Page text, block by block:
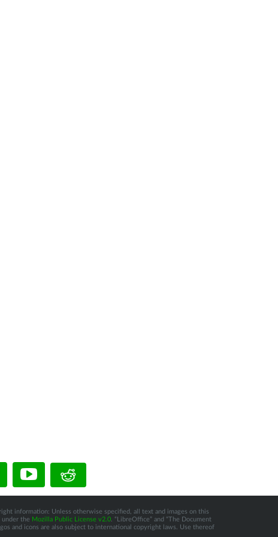
information: Unless otherwise specified, all text and images on this
the Mozilla Public License v2.0. “LibreOffice” and “The Document
and icons are also subject to international copyright laws. Use thereof